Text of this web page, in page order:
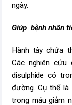
ngày.
Giúp bệnh nhân
Hành tây chứa
Các nghiên cứu
disulphide có
đường. Cụ thể là
trong máu giảm